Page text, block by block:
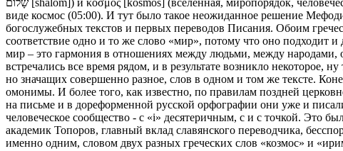
виде космос (05:00). И тут было такое неожиданное решение
богослужебных текстов и первых переводов Писания. Обоим
соответствие одно и то же слово «мир», потому что оно подходит
мир – это гармония в отношениях между людьми, между народами,
встречались все время рядом, и в результате возникло некоторое,
но значащих совершенно разное, слов в одном и том же тексте.
омонимы. И более того, как известно, по правилам поздней
на письме и в дореформенной русской орфографии они уже и
человеческое сообщество - с «i» десятеричным, с и с точкой. Это
академик Топоров, главный вклад славянского переводчика,
именно одним, словом двух разных греческих слов «козмос» и